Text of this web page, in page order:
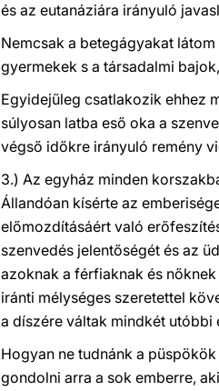
és az eutanáziára irányuló
Nemcsak a betegágyakat
gyermekek s a társadalmi
Egyidejűleg csatlakozik ehhez
súlyosan latba eső oka a
végső időkre irányuló remény
3.) Az egyház minden
Állandóan kísérte az
előmozdításáért való
szenvedés jelentőségét és az
azoknak a férfiaknak és
iránti mélységes szeretettel
a díszére váltak mindkét utóbbi
Hogyan ne tudnánk a
gondolni arra a sok emberre,